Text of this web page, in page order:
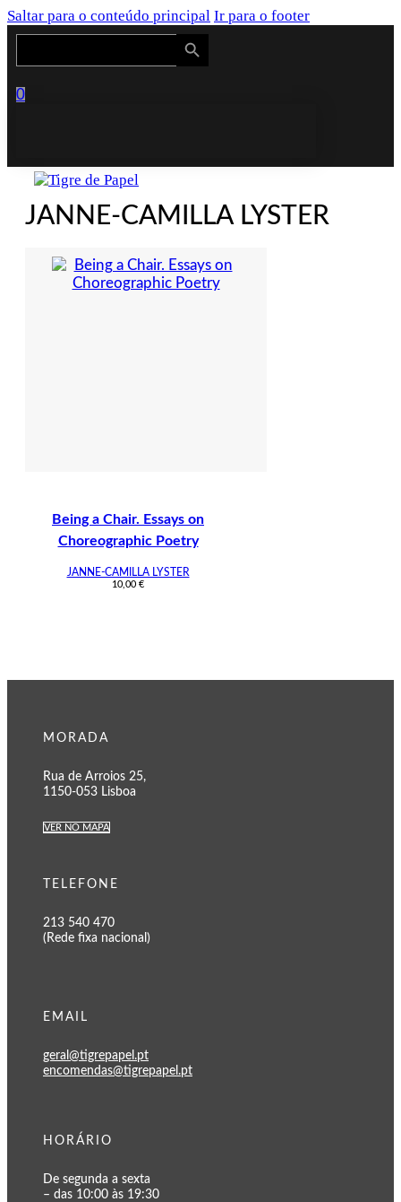
Saltar para o conteúdo principal Ir para o footer
Search
Search Button
0
JANNE-CAMILLA LYSTER
Being a Chair. Essays on
Choreographic Poetry
JANNE-CAMILLA LYSTER
10,00 €
MORADA
Rua de Arroios 25,
1150-053 Lisboa
VER NO MAPA
TELEFONE
213 540 470
(Rede fixa nacional)
EMAIL
geral@tigrepapel.pt
encomendas@tigrepapel.pt
HORÁRIO
De segunda a sexta
– das 10:00 às 19:30